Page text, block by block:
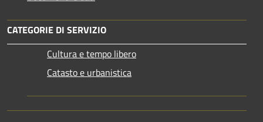
CATEGORIE DI SERVIZIO
Cultura e tempo libero
Catasto e urbanistica